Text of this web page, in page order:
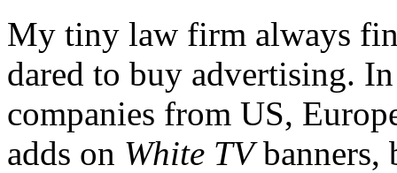
My tiny law firm always
dared to buy advertising.
companies from US,
adds on White TVbanners,